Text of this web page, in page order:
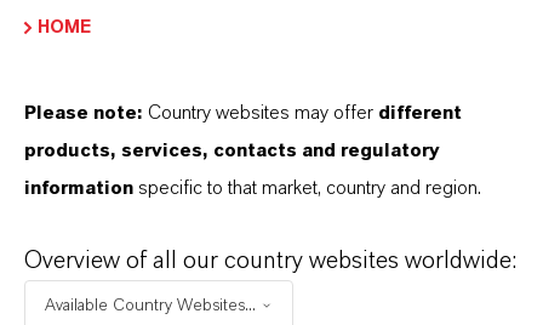
APLICATIVOS DE PRODUTOS
HOME
Please note: Country websites may offer different
products, services, contacts and regulatory
information specific to that market, country and region.
Overview of all our country websites worldwide:
Available Country Websites...